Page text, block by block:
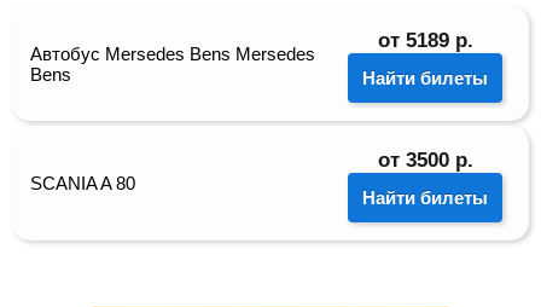
Автобус Mersedes Bens Mersedes
Bens
от 5189 р.
Найти билеты
SCANIA A 80
от 3500 р.
Найти билеты